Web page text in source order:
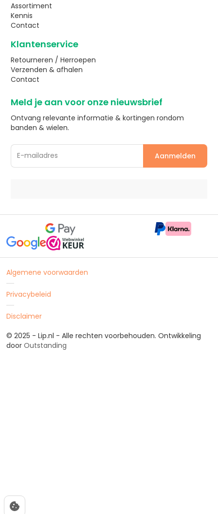
Assortiment
Kennis
Contact
Klantenservice
Retourneren / Herroepen
Verzenden & afhalen
Contact
Meld je aan voor onze nieuwsbrief
Ontvang relevante informatie & kortingen rondom
banden & wielen.
Algemene voorwaarden
Privacybeleid
Disclaimer
© 2025 - Lip.nl - Alle rechten voorbehouden. Ontwikkeling
door Outstanding